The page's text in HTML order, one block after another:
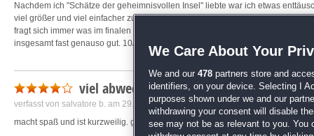
Nachdem ich "Schätze der geheimnisvollen Insel" liebte war ich etwas
viel größer und viel einfacher zu finden. Aber die Grafik, Musik und Story
fragt sich immer was im finalen Showdown passieren wird. Im Vergleich zum
insgesamt fast genauso gut. 10/10
viel abwechslung
verfasst von salvatore b. am 29.06.2020 um 13:12
macht spaß und ist kurzweilig. gefällt sehr gut
We Care About Your
We and our 478 partners store and
identifiers, on your device. Selecting I
purposes shown under we and our
withdrawing your consent will disable
see may not be as relevant to you. You